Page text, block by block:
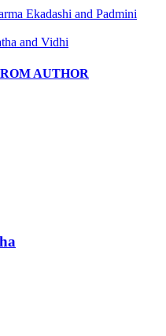
Ekadashi and Padmini
and Vidhi
AUTHOR